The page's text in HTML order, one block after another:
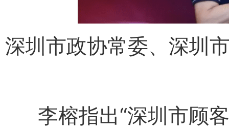
深圳市政协常委、深圳
李榕指出“深圳市顾